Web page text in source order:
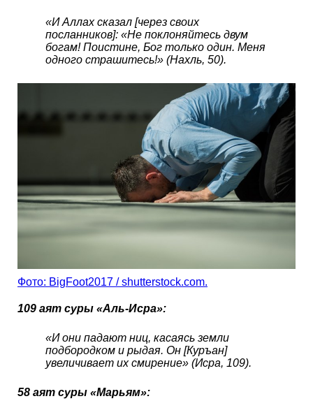
«И Аллах сказал [через своих
посланников]: «Не поклоняйтесь двум
богам! Поистине, Бог только один. Меня
одного страшитесь!» (Нахль, 50).
Фото: BigFoot2017 / shutterstock.com.
109 аят суры «Аль-Исра»:
«И они падают ниц, касаясь земли
подбородком и рыдая. Он [Куръан]
увеличивает их смирение» (Исра, 109).
58 аят суры «Марьям»: